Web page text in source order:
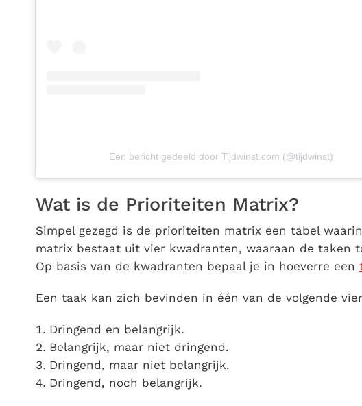
Een bericht gedeeld door Tijdwinst.com (@tijdwinst)
Wat is de Prioriteiten Matrix?
Simpel gezegd is de prioriteiten matrix een tabel
matrix bestaat uit vier kwadranten, waaraan de taken
Op basis van de kwadranten bepaal je in hoeverre een
Een taak kan zich bevinden in één van de volgende
Dringend en belangrijk.
Belangrijk, maar niet dringend.
Dringend, maar niet belangrijk.
Dringend, noch belangrijk.